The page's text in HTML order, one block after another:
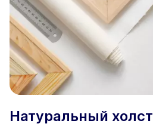
Натуральный холст